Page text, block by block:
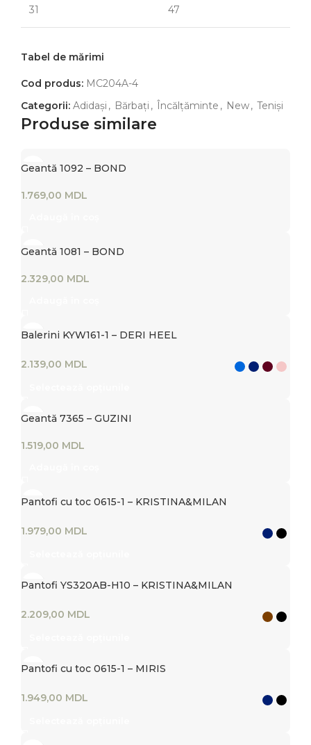
31 47
Tabel de mărimi
Cod produs: MC204A-4
Categorii: Adidași , Bărbați , Încălțăminte , New, Teniși
Produse similare
Geantă 1092 – BOND
MDL
Geantă 1081 – BOND
MDL
Balerini KYW161-1 – DERI HEEL
MDL
Geantă 7365 – GUZINI
MDL
Pantofi cu toc 0615-1 – KRISTINA&MILAN
MDL
Pantofi YS320AB-H10 – KRISTINA&MILAN
MDL
Pantofi cu toc 0615-1 – MIRIS
MDL